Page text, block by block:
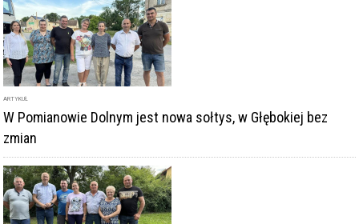
ARTYKUŁ
W Pomianowie Dolnym jest nowa sołtys, w Głębokiej bez
zmian